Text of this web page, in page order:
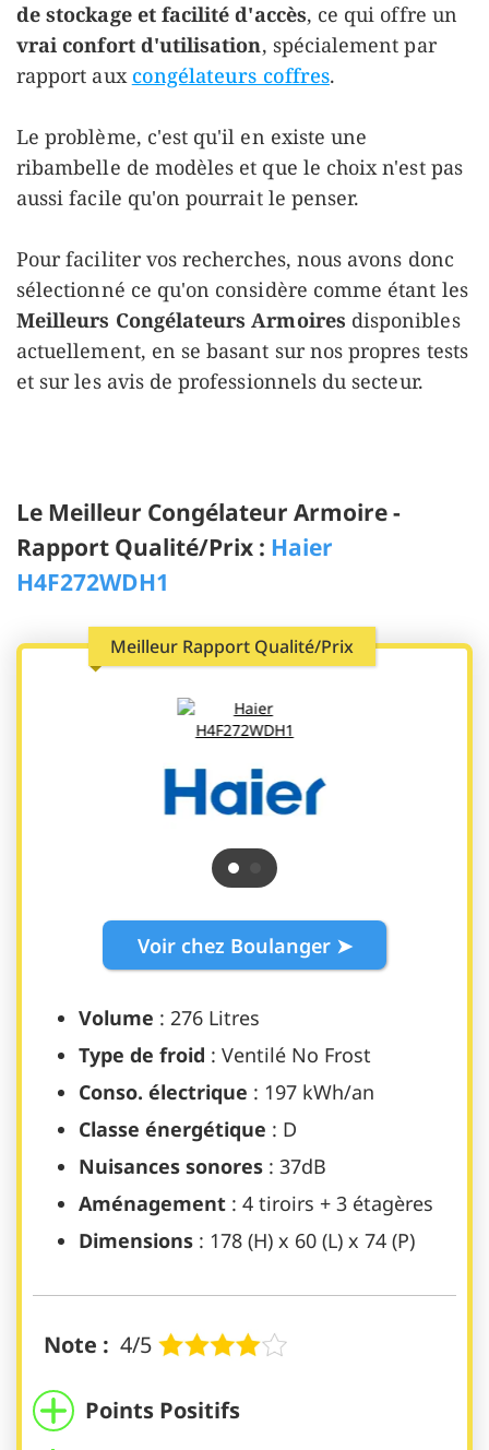
de stockage et facilité d'accès, ce qui offre un
vrai confort d'utilisation, spécialement par
rapport aux congélateurs coffres.
Le problème, c'est qu'il en existe une
ribambelle de modèles et que le choix n'est pas
aussi facile qu'on pourrait le penser.
Pour faciliter vos recherches, nous avons donc
sélectionné ce qu'on considère comme étant les
Meilleurs Congélateurs Armoires disponibles
actuellement, en se basant sur nos propres tests
et sur les avis de professionnels du secteur.
Le Meilleur Congélateur Armoire -
Rapport Qualité/Prix : Haier
H4F272WDH1
Meilleur Rapport Qualité/Prix
Volume : 276 Litres
Type de froid : Ventilé No Frost
Conso. électrique : 197 kWh/an
Classe énergétique : D
Nuisances sonores: 37dB
Aménagement: 4 tiroirs + 3 étagères
Dimensions: 178 (H) x 60 (L) x 74 (P)
Voir chez Boulanger ➤
Note : 4/5
Points Positifs